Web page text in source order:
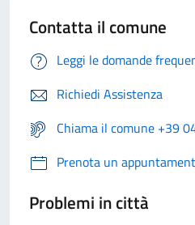
Contatta il comune
Leggi le domande
Richiedi Assistenza
Chiama il comune +39
Prenota un
Problemi in città